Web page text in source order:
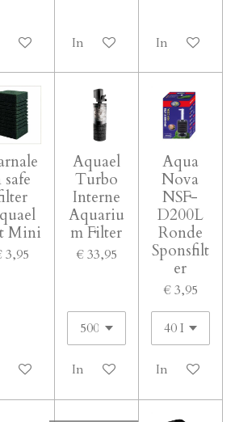
winkelwagenIn winkelwagen
In
safe
Mini
3,95
winkelwagen
Aquael
Turbo
Interne
Aquariu
m Filter
€ 33,95
In winkelwagen
Aqua
Nova
NSF-
D200L
Ronde
Sponsfilt
er
€ 3,95
In